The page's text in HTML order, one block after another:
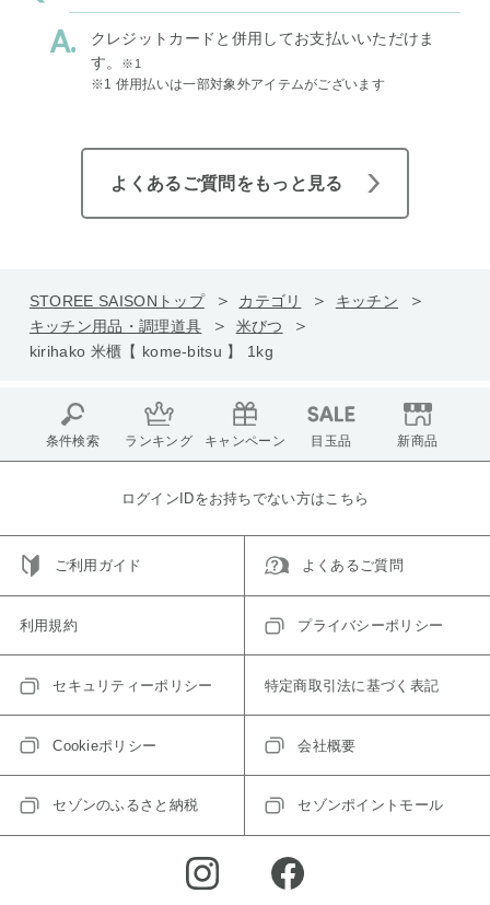
クレジットカードと併用してお支払いいただけま
す。
※1
※1 併用払いは一部対象外アイテムがございます
よくあるご質問をもっと見る
STOREE SAISONトップ カテゴリ
キッチン
キッチン用品・調理道具
米びつ
kirihako 米櫃【 kome-bitsu 】 1kg
条件検索 ランキング キャンペーン 目玉品 新商品
ログインIDをお持ちでない方はこちら
ご利用ガイド よくあるご質問
利用規約 プライバシーポリシー
セキュリティーポリシー 特定商取引法に基づく表記
Cookieポリシー 会社概要
セゾンのふるさと納税 セゾンポイントモール